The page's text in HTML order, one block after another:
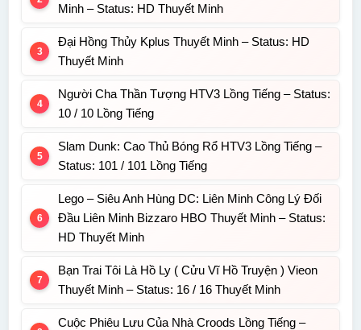
Minh – Status: HD Thuyết Minh
Đại Hồng Thủy Kplus Thuyết Minh – Status: HD
Thuyết Minh
Người Cha Thần Tượng HTV3 Lồng Tiếng – Status:
10 / 10 Lồng Tiếng
Slam Dunk: Cao Thủ Bóng Rổ HTV3 Lồng Tiếng –
Status: 101 / 101 Lồng Tiếng
Lego – Siêu Anh Hùng DC: Liên Minh Công Lý Đối
Đầu Liên Minh Bizzaro HBO Thuyết Minh – Status:
HD Thuyết Minh
Bạn Trai Tôi Là Hồ Ly ( Cửu Vĩ Hồ Truyện ) Vieon
Thuyết Minh – Status: 16 / 16 Thuyết Minh
Cuộc Phiêu Lưu Của Nhà Croods Lồng Tiếng –